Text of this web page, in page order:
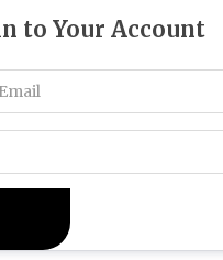
to Your Account